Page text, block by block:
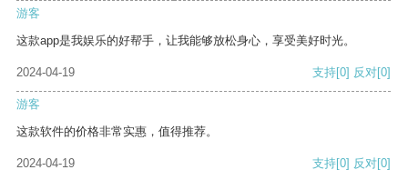
游客
这款app是我娱乐的好帮手，让我能够放松身心，享受美好时光。
2024-04-19 支持[0] 反对[0]
游客
这款软件的价格非常实惠，值得推荐。
2024-04-19 支持[0] 反对[0]